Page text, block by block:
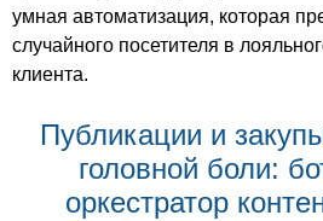
умная автоматизация, которая
случайного посетителя в
клиента.
Публикации и
головной боли:
оркестратор